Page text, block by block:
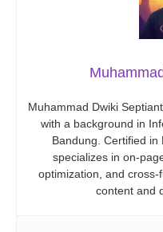
Muhammad Dwiki
with a background in
Bandung. Certified in
specializes in on-
optimization, and
content and